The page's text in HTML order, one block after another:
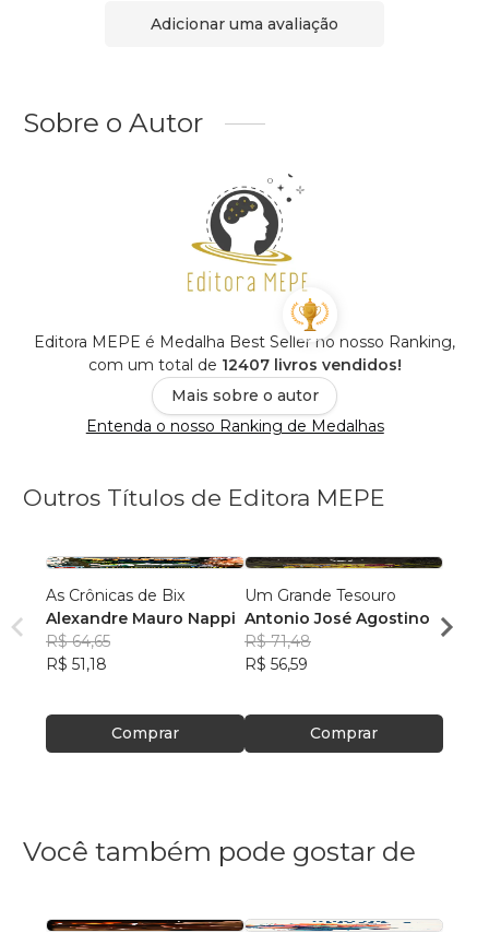
Adicionar uma avaliação
Sobre o Autor
Editora MEPE é Medalha Best Seller no nosso Ranking,
com um total de 12407 livros vendidos!
Mais sobre o autor
Entenda o nosso Ranking de Medalhas
Outros Títulos de Editora MEPE
As Crônicas de Bix
Alexandre Mauro Nappi
R$ 64,65
R$ 51,18
Comprar
Um Grande Tesouro
Antonio José Agostino
R$ 71,48
R$ 56,59
Comprar
R$
Você também pode gostar de